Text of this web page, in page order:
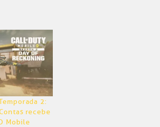
2:
recebe
Mobile